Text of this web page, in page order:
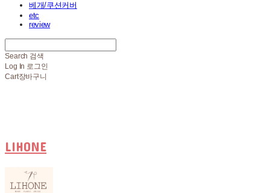
베개/쿠션커버
etc
review
Search 검색
Log In 로그인
Cart장바구니
LIHONE